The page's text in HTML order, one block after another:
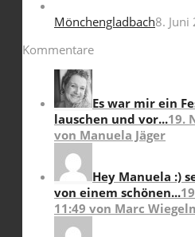
Mönchengladbach8. Juni
Kommentare
Es war mir ein
lauschen und vor...19.
von Manuela Jäger
Hey Manuela :)
von einem schönen...
11:49 von Marc